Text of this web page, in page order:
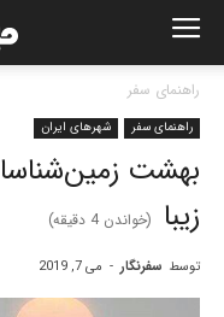
راهنمای سفر
راهنمای سفر شهرهای ایران
بهشت
زیبا
(خواندن 4 دقیقه)
توسط سفرنگار - می 7, 2019